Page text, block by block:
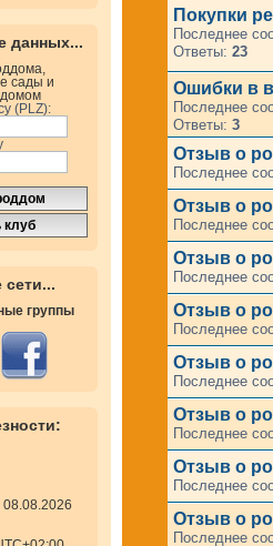
данных...
сады и
(PLZ):
группы
Покупки
Последнее
Ответы: 23
Ошибки в
Последнее
Ответы: 3
Отзыв о
Последнее
Отзыв о
Последнее
Отзыв о
Последнее
Отзыв о
Последнее
Отзыв о
Последнее
Отзыв о
Последнее
Отзыв о
Последнее
Отзыв о
Последнее